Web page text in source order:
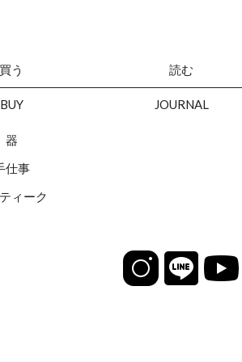
買う
BUY
器
仕事
ィーク
読む
JOURNAL